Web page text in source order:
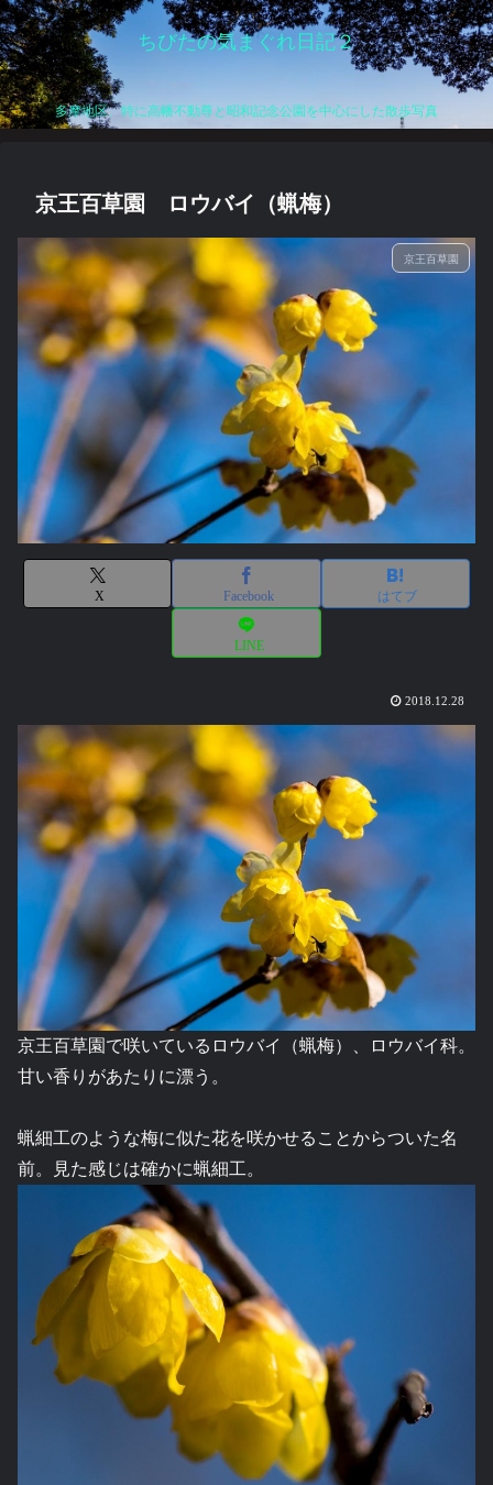
ちびたの気まぐれ日記２
多摩地区、特に高幡不動尊と昭和記念公園を中心にした散歩写真
京王百草園 ロウバイ（蝋梅）
京王百草園
X Facebook はてブ
LINE
2018.12.28
京王百草園で咲いているロウバイ（蝋梅）、ロウバイ科。
甘い香りがあたりに漂う。
蝋細工のような梅に似た花を咲かせることからついた名
前。見た感じは確かに蝋細工。